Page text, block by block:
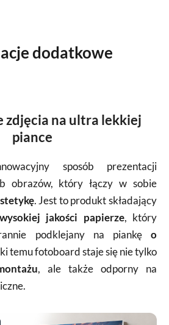
dodatkowe
zdjęcia na ultra lekkiej
piance
sposób prezentacji
obrazów, który łączy w sobie
. Jest to produkt składający
wysokiej jakości papierze, który
podklejany na piankęo
temu fotoboard staje się nie tylko
, ale także odporny na